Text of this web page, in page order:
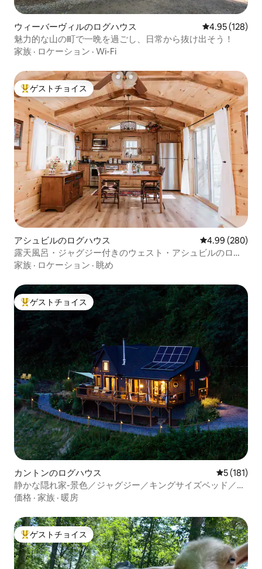
ウィーバーヴィルのログハウス レビュー128
4.95 (128)
魅力的な山の町で一晩を過ごし、日常から抜け出そう！
家族 · ロケーション · Wi-Fi
大好評のゲストチョイスです。
ゲストチョイス
アシュビルのログハウス レビュー280
4.99 (280)
露天風呂・ジャグジー付きのウェスト・アシュビルのログ
ハウス
家族 · ロケーション · 眺め
大好評のゲストチョイスです。
ゲストチョイス
カントンのログハウス レビュー
5 (181)
静かな隠れ家-景色／ジャグジー／キングサイズベッド／ア
ヴェロニア近く
価格 · 家族 · 暖房
大好評のゲストチョイスです。
ゲストチョイス